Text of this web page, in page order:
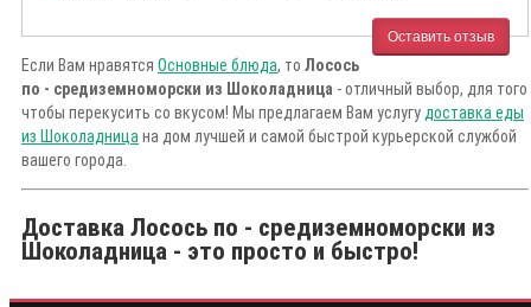
Оставить отзыв
Если Вам нравятся Основные блюда, то Лосось
по - средиземноморски из Шоколадница - отличный выбор, для того
чтобы перекусить со вкусом! Мы предлагаем Вам услугу доставка еды
из Шоколадница на дом лучшей и самой быстрой курьерской службой
вашего города.
Доставка Лосось по - средиземноморски из
Шоколадница - это просто и быстро!